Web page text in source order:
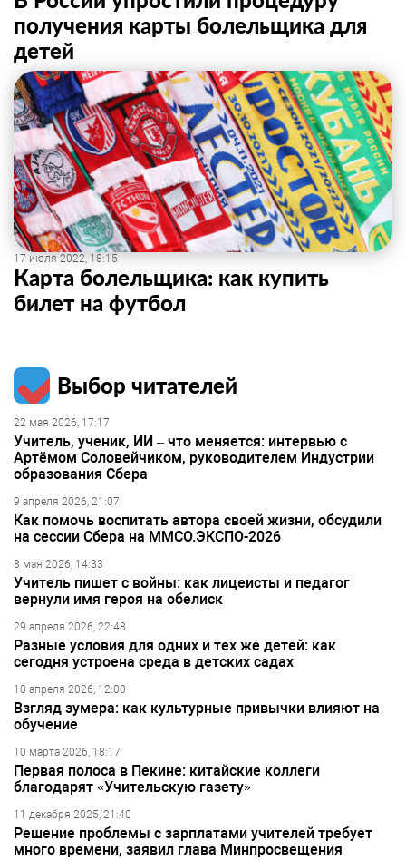
получения карты болельщика для
детей
17 июля 2022, 18:15
Карта болельщика: как купить
билет на футбол
Выбор читателей
22 мая 2026, 17:17
Учитель, ученик, ИИ – что меняется: интервью с
Артёмом Соловейчиком, руководителем Индустрии
образования Сбера
9 апреля 2026, 21:07
Как помочь воспитать автора своей жизни, обсудили
на сессии Сбера на ММСО.ЭКСПО-2026
8 мая 2026, 14:33
Учитель пишет с войны: как лицеисты и педагог
вернули имя героя на обелиск
29 апреля 2026, 22:48
Разные условия для одних и тех же детей: как
сегодня устроена среда в детских садах
10 апреля 2026, 12:00
Взгляд зумера: как культурные привычки влияют на
обучение
10 марта 2026, 18:17
Первая полоса в Пекине: китайские коллеги
благодарят «Учительскую газету»
11 декабря 2025, 21:40
Решение проблемы с зарплатами учителей требует
много времени, заявил глава Минпросвещения